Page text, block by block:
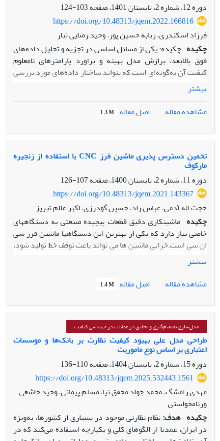
ارائه گردید.نتایج بدست آمده نشان می دهد که تخصیص قابلیت
اطمینان اطمینان با این روش به شناسایی زیرسیستم های بحرانی
و بهبود آنها در مرحله طراحی کمک می نماید
دوره 12، شماره 2، تابستان 1401، صفحه
103-124
https://doi.org/10.48313/jqem.2022.166816
فرزاد اسکندری، ربابه حسین پور، وحید رضایی تبار
چکیده چکیده: یکی از مسائل اساسی در تجزیه و تحلیل‌ داده‌های
فوق بالابعد، برازش مدل بهینه و براورد پارامترهای نامعلوم
کیفیت آن به‌گونه‌ای است که بتواند ساختار داده‌های مورد بررسی
را به‌درستی تفسیر کند. در این مقاله در انتخاب متغیر به
روش‌های انقباضی بیزی برای مدل‌های خطی تعمیم‌یافته فوق
بالابعد به مقایسه دو ابرپیشین ناموضعی: گشتاور ضربی و گشتاور
وارون ضربی در تعیین مدل بهینه هم‌زمان با براورد پارامترهای
مدل می‌پردازیم. به‌منظور محاسبه احتمال‌های پسین، از روش
احتمال‌های پسین، از الگوریتم تکراری جستجوی تصادفی تفنگی
ساده شده همراه با غربالگری استفاده شده است. در انتها از طریق
مطالعه شبیه‌سازی و تحلیل داده‌‌ی واقعی، کارایی روش‌های
انقباضی بیزی فوق با روش درست‌نمایی تاوانیده‌ی اسکاد و لاسو
مورد ارزیابی قرار گرفته است و برتری مدل نشان داده شده است
.
بیشتر
مشاهده مقاله
اصل مقاله 1.3 M
تخمین دسترس پذیری ماشین فرز CNC با استفاده از زنجیره
مارکوف
دوره 11، شماره 2، تابستان 1400، صفحه
107-126
https://doi.org/10.48313/jqem.2021.143367
حجت اله آدمی، عباس راد، حسین گودرزی، اکبر عالم تبریز
چکیده ماشینکاری دقیق قطعات پیچیده صنعتی به دستگاههای
خاصی نیاز دارد که یکی از بهترین این دستگاهها ماشین فرز سی
ان سی است.خرابی ماشین ها می تواند باعث توقف خط تولید شود،
ضمن اینکه تعمیرات این دستگاهها وقتی بدون احتمال قبلی خراب
شوند و تهیه قطعات یدکی با توجه به نیاز به واردات آنها، زمانبر و
هزینه بر است. در این مقاله خرابی دستگاه به صورت سالیانه، از
خرابی های ثبت شده در برگه های تعمیرات و کنترل دستگاه که
توسط پرسنل نگهداری و تعمیرتهیه شده اند، استخراج شده است.
اطمینان، قابلیت نگهداری و تعمیرات و دسترس‌پذیری دستگاه
فرز سی ان سی چهارمحور در سال1390 استفاده گردید.نتایج
مقایسه گردید. نتایج ارزیابی نشان می دهد که دسترس پذیری
دستگاه از 96/3%در سال 1390، به 99/28% در سال 1397 افزایش
یافته است.
بیشتر
مشاهده مقاله
اصل مقاله 1.4 M
مدل‌سازی تصمیم‌گیری و تحقیق در عملیات در مهندسی کیفیت
طراحی مدل علی بهبود کیفیت نظارت بر بانک‌ها و موسسات
اعتباری بر اساس نوع ماموریت
دوره 15، شماره 2، تابستان 1404، صفحه
110-136
https://doi.org/10.48313/jqem.2025.532443.1561
مهدی رامشگ، محمد جواد محقق نیا، مسلم پیمانی، وحید خاشعی
ورنامخواستی
چکیده هدف:نظام نظارتی موجود در بسیاری از کشورها، به‌ویژه
در ایران، عمدتا از الگوهای کلی و یکپارچه استفاده می‌کند که در